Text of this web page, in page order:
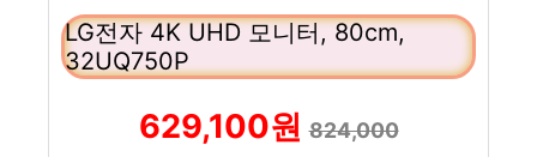
LG전자 4K UHD 모니터, 80cm,
32UQ750P
629,100원824,000